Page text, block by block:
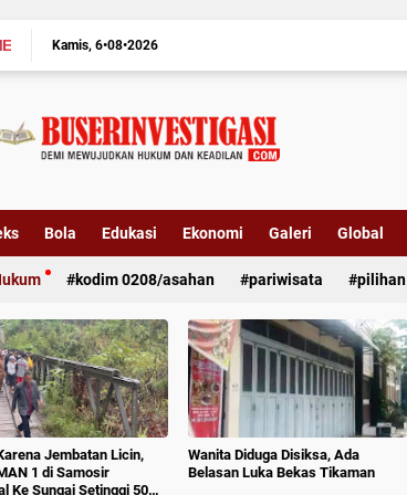
Kamis 6•08•2026
Bola Edukasi Ekonomi Galeri Global
kodim 0208/asahan pariwisata pilihan
Jembatan Licin,
1 di Samosir
Ke Sungai Setinggi 50
Wanita Diduga Disiksa, Ada
Belasan Luka Bekas Tikaman